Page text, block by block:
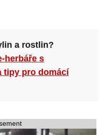
a rostlin?
herbáře s
tipy pro domácí